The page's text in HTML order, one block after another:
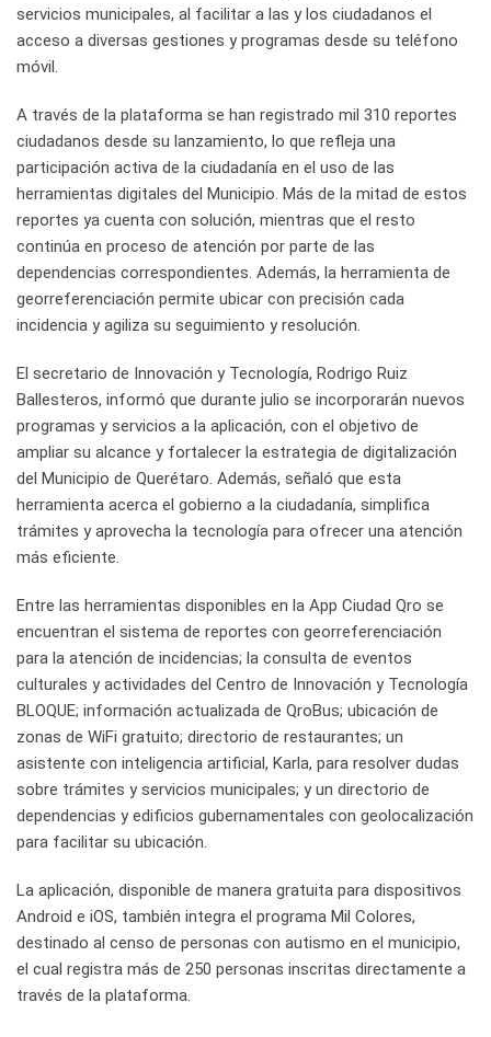
servicios municipales, al facilitar a las y los ciudadanos el
acceso a diversas gestiones y programas desde su teléfono
móvil.
A través de la plataforma se han registrado mil 310 reportes
ciudadanos desde su lanzamiento, lo que refleja una
participación activa de la ciudadanía en el uso de las
herramientas digitales del Municipio. Más de la mitad de estos
reportes ya cuenta con solución, mientras que el resto
continúa en proceso de atención por parte de las
dependencias correspondientes. Además, la herramienta de
georreferenciación permite ubicar con precisión cada
incidencia y agiliza su seguimiento y resolución.
El secretario de Innovación y Tecnología, Rodrigo Ruiz
Ballesteros, informó que durante julio se incorporarán nuevos
programas y servicios a la aplicación, con el objetivo de
ampliar su alcance y fortalecer la estrategia de digitalización
del Municipio de Querétaro. Además, señaló que esta
herramienta acerca el gobierno a la ciudadanía, simplifica
trámites y aprovecha la tecnología para ofrecer una atención
más eficiente.
Entre las herramientas disponibles en la App Ciudad Qro se
encuentran el sistema de reportes con georreferenciación
para la atención de incidencias; la consulta de eventos
culturales y actividades del Centro de Innovación y Tecnología
BLOQUE; información actualizada de QroBus; ubicación de
zonas de WiFi gratuito; directorio de restaurantes; un
asistente con inteligencia artificial, Karla, para resolver dudas
sobre trámites y servicios municipales; y un directorio de
dependencias y edificios gubernamentales con geolocalización
para facilitar su ubicación.
La aplicación, disponible de manera gratuita para dispositivos
Android e iOS, también integra el programa Mil Colores,
destinado al censo de personas con autismo en el municipio,
el cual registra más de 250 personas inscritas directamente a
través de la plataforma.